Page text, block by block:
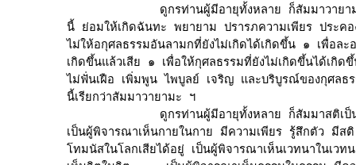
ดูกรท่านผู้มีอายุทั้งหลาย ก็สัมมาวาย
นี้ ย่อมให้เกิดฉันทะ พยายาม ปรารภความเพียร ประค
ไม่ให้อกุศลธรรมอันลามกที่ยังไม่เกิดได้เกิดขึ้น ๑ เพื่อละ
เกิดขึ้นแล้วเสีย ๑ เพื่อให้กุศลธรรมที่ยังไม่เกิดขึ้นได้เกิ
ไม่ฟั่นเฝือ เพิ่มพูน ไพบูลย์ เจริญ และบริบูรณ์ของกุศลธ
นี้เรียกว่าสัมมาวายามะ ฯ
ดูกรท่านผู้มีอายุทั้งหลาย ก็สัมมาสติเ
เป็นผู้พิจารณาเห็นกายในกาย มีความเพียร รู้สึกตัว มีส
โทมนัสในโลกเสียได้อยู่ เป็นผู้พิจารณาเห็นเวทนาในเ